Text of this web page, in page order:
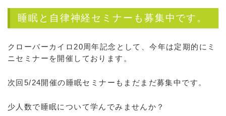
睡眠と自律神経セミナーも募集中です。
クローバーカイロ20周年記念として、今年は定期的にミ
ニセミナーを開催しております。
次回5/24開催の睡眠セミナーもまだまだ募集中です。
少人数で睡眠について学んでみませんか？